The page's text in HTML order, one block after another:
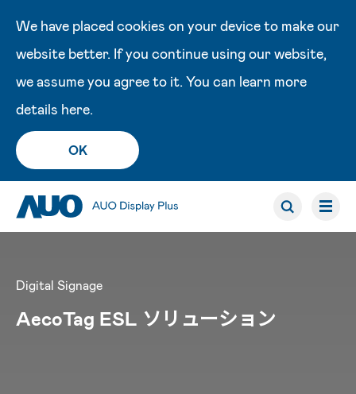
We have placed cookies on your device to make our
website better. If you continue using our website,
we assume you agree to it. You can learn more
details here.
OK
Digital Signage
AecoTag ESL ソリューション